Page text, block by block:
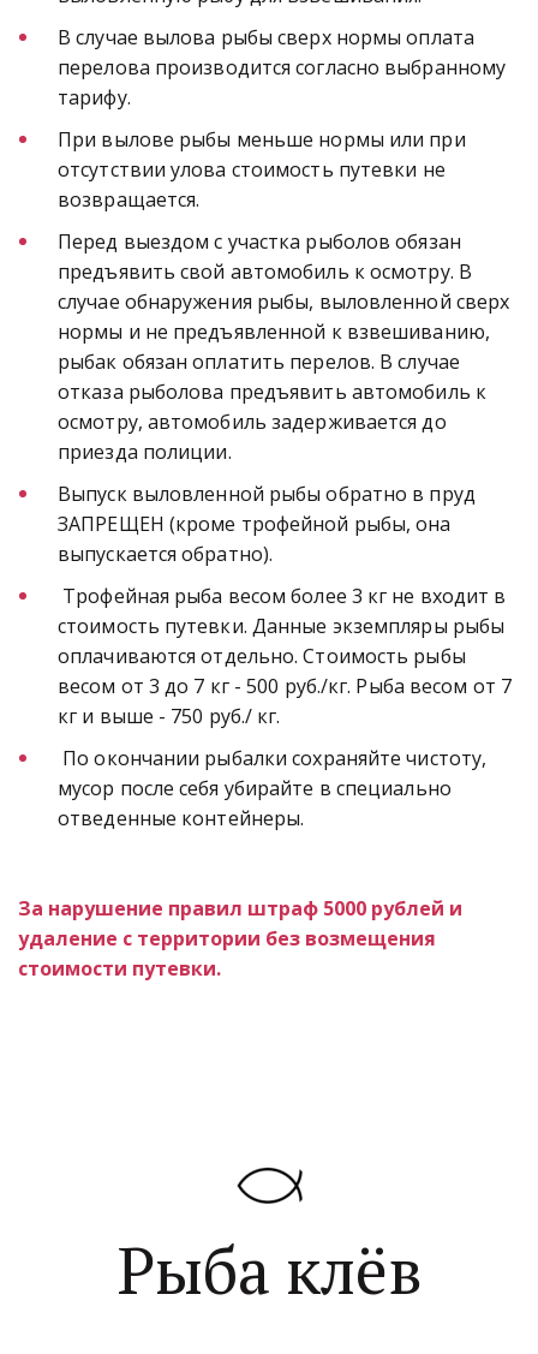
В случае вылова рыбы сверх нормы оплата
перелова производится согласно выбранному
тарифу.
При вылове рыбы меньше нормы или при
отсутствии улова стоимость путевки не
возвращается.
Перед выездом с участка рыболов обязан
предъявить свой автомобиль к осмотру. В
случае обнаружения рыбы, выловленной сверх
нормы и не предъявленной к взвешиванию,
рыбак обязан оплатить перелов. В случае
отказа рыболова предъявить автомобиль к
осмотру, автомобиль задерживается до
приезда полиции.
Выпуск выловленной рыбы обратно в пруд
ЗАПРЕЩЕН (кроме трофейной рыбы, она
выпускается обратно).
Трофейная рыба весом более 3 кг не входит в
стоимость путевки. Данные экземпляры рыбы
оплачиваются отдельно. Стоимость рыбы
весом от 3 до 7 кг - 500 руб./кг. Рыба весом от 7
кг и выше - 750 руб./ кг.
По окончании рыбалки сохраняйте чистоту,
мусор после себя убирайте в специально
отведенные контейнеры.
За нарушение правил штраф 5000 рублей и
удаление с территории без возмещения
стоимости путевки.
Рыба клёв